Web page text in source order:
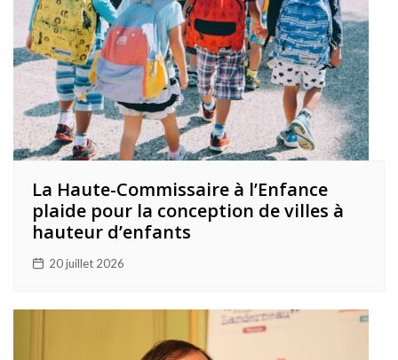
La Haute-Commissaire à l’Enfance
plaide pour la conception de villes à
hauteur d’enfants
20 juillet 2026